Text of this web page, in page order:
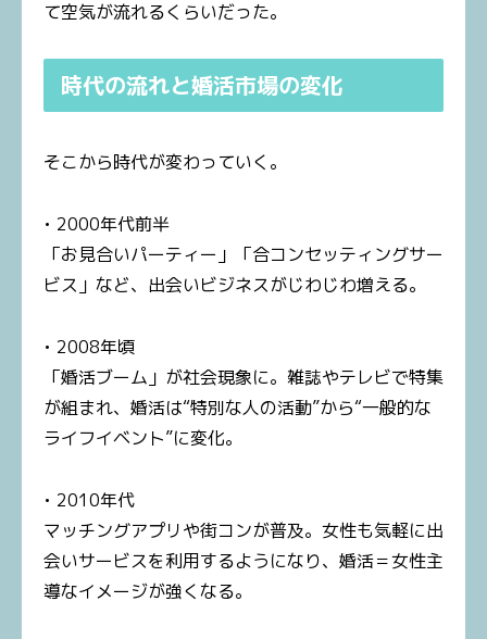
て空気が流れるくらいだった。
時代の流れと婚活市場の変化
そこから時代が変わっていく。
• 2000年代前半
「お見合いパーティー」「合コンセッティングサー
ビス」など、出会いビジネスがじわじわ増える。
• 2008年頃
「婚活ブーム」が社会現象に。雑誌やテレビで特集
が組まれ、婚活は“特別な人の活動”から“一般的な
ライフイベント”に変化。
• 2010年代
マッチングアプリや街コンが普及。女性も気軽に出
会いサービスを利用するようになり、婚活＝女性主
導なイメージが強くなる。